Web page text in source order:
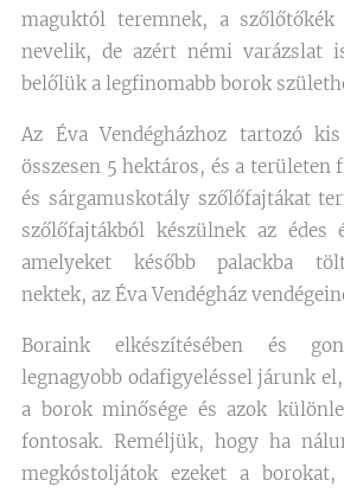
maguktól teremnek, a szőlőtőkék
nevelik, de azért némi varázslat
belőlük a legfinomabb borok
Az Éva Vendégházhoz tartozó
összesen 5 hektáros, és a
és sárgamuskotály szőlőfajtákat
szőlőfajtákból készülnek az édes
amelyeket később palackba
nektek, az Éva Vendégház
Boraink elkészítésében és
legnagyobb odafigyeléssel járunk
a borok minősége és azok
fontosak. Reméljük, hogy ha
megkóstoljátok ezeket a